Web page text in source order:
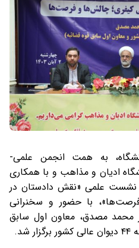
به همت انجمن علمی-
ادیان و مذاهب و با همکاری
نشست علمی «نقش دادستان در
با حضور و سخنرانی
محمد مصدق، معاون اول سابق